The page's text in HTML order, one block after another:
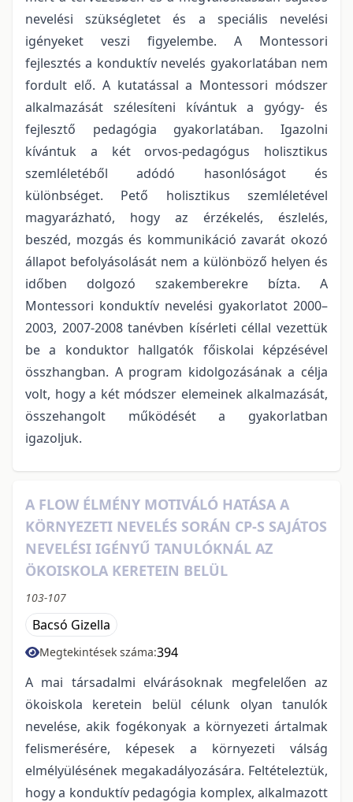
nevelési szükségletet és a speciális nevelési
igényeket veszi figyelembe. A Montessori
fejlesztés a konduktív nevelés gyakorlatában nem
fordult elő. A kutatással a Montessori módszer
alkalmazását szélesíteni kívántuk a gyógy- és
fejlesztő pedagógia gyakorlatában. Igazolni
kívántuk a két orvos-pedagógus holisztikus
szemléletéből adódó hasonlóságot és
különbséget. Pető holisztikus szemléletével
magyarázható, hogy az érzékelés, észlelés,
beszéd, mozgás és kommunikáció zavarát okozó
állapot befolyásolását nem a különböző helyen és
időben dolgozó szakemberekre bízta. A
Montessori konduktív nevelési gyakorlatot 2000–
2003, 2007-2008 tanévben kísérleti céllal vezettük
be a konduktor hallgatók főiskolai képzésével
összhangban. A program kidolgozásának a célja
volt, hogy a két módszer elemeinek alkalmazását,
összehangolt működését a gyakorlatban
igazoljuk.
A FLOW ÉLMÉNY MOTIVÁLÓ HATÁSA A
KÖRNYEZETI NEVELÉS SORÁN CP-S SAJÁTOS
NEVELÉSI IGÉNYŰ TANULÓKNÁL AZ
ÖKOISKOLA KERETEIN BELÜL
103-107
Bacsó Gizella
Megtekintések száma:394
A mai társadalmi elvárásoknak megfelelően az
ökoiskola keretein belül célunk olyan tanulók
nevelése, akik fogékonyak a környezeti ártalmak
felismerésére, képesek a környezeti válság
elmélyülésének megakadályozására. Feltételeztük,
hogy a konduktív pedagógia komplex, alkalmazott